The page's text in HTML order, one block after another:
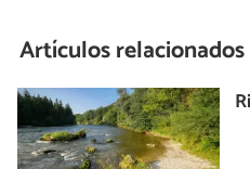
Artículos relacionados